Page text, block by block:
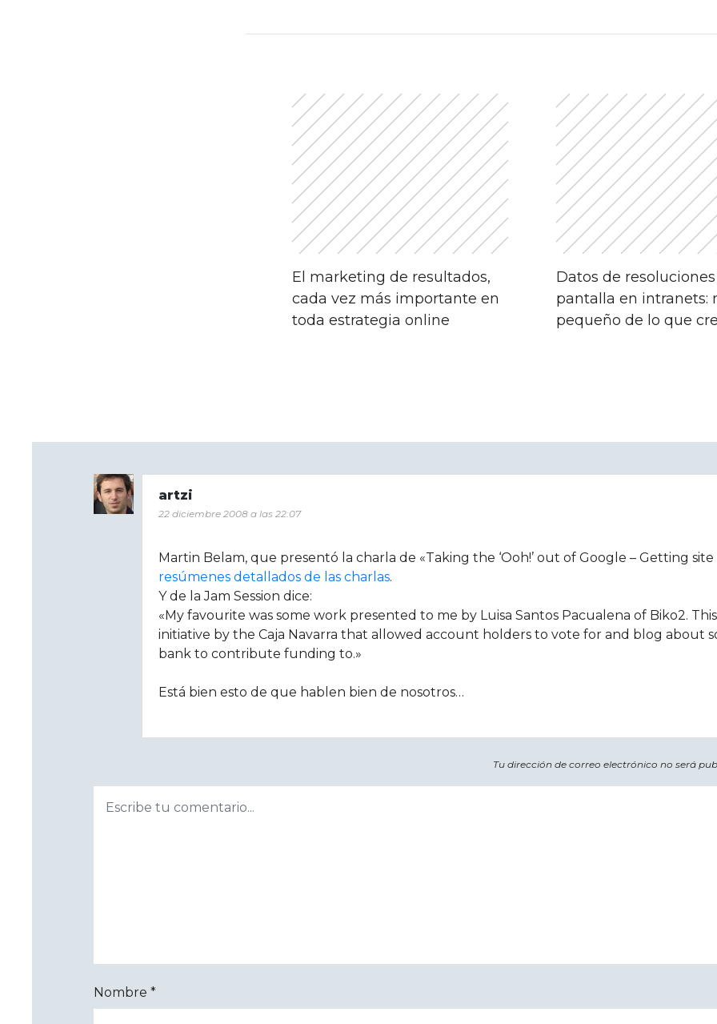
Navegación
de
entradas
El marketing de resultados,
cada vez más importante en
toda estrategia online
Datos de
pantalla en intranets:
pequeño de lo que
artzi
22 diciembre 2008 a las 22:07
Martin Belam, que presentó la charla de «Taking the ‘Ooh!’ out of Google – Getting
resúmenes detallados de las charlas.
Y de la Jam Session dice:
«My favourite was some work presented to me by Luisa Santos Pacualena of Biko2.
initiative by the Caja Navarra that allowed account holders to vote for and blog about
bank to contribute funding to.»
Está bien esto de que hablen bien de nosotros…
Tu dirección de correo electrónico no será
Nombre *